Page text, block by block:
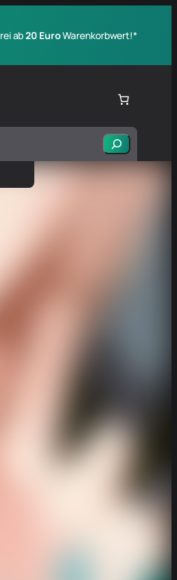
ab20 EuroWarenkorbwert!*
Suchen